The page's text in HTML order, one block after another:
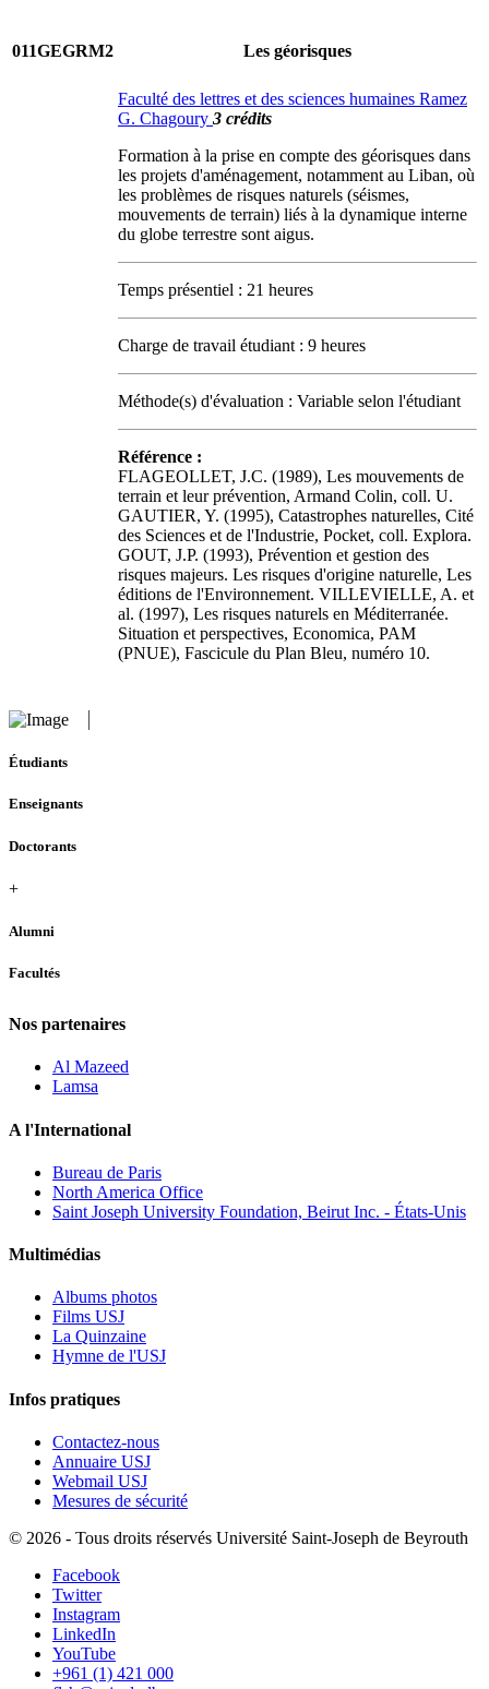
011GEGRM2 Les géorisques
Faculté des lettres et des sciences humaines Ramez
G. Chagoury 3 crédits
Formation à la prise en compte des géorisques dans
les projets d'aménagement, notamment au Liban, où
les problèmes de risques naturels (séismes,
mouvements de terrain) liés à la dynamique interne
du globe terrestre sont aigus.
Temps présentiel : 21 heures
Charge de travail étudiant : 9 heures
Méthode(s) d'évaluation : Variable selon l'étudiant
Référence :
FLAGEOLLET, J.C. (1989), Les mouvements de
terrain et leur prévention, Armand Colin, coll. U.
GAUTIER, Y. (1995), Catastrophes naturelles, Cité
des Sciences et de l'Industrie, Pocket, coll. Explora.
GOUT, J.P. (1993), Prévention et gestion des
risques majeurs. Les risques d'origine naturelle, Les
éditions de l'Environnement. VILLEVIELLE, A. et
al. (1997), Les risques naturels en Méditerranée.
Situation et perspectives, Economica, PAM
(PNUE), Fascicule du Plan Bleu, numéro 10.
Étudiants
Enseignants
Doctorants
+
Alumni
Facultés
Nos partenaires
Al Mazeed
Lamsa
A l'International
Bureau de Paris
North America Office
Saint Joseph University Foundation, Beirut Inc. - États-Unis
Multimédias
Albums photos
Films USJ
La Quinzaine
Hymne de l'USJ
Infos pratiques
Contactez-nous
Annuaire USJ
Webmail USJ
Mesures de sécurité
© 2026 - Tous droits réservés Université Saint-Joseph de Beyrouth
Facebook
Twitter
Instagram
LinkedIn
YouTube
+961 (1) 421 000